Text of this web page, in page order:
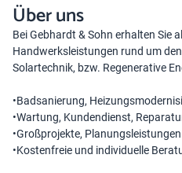
Über uns
Bei Gebhardt & Sohn erhalten Sie
Handwerksleistungen rund um
Solartechnik, bzw. Regenerative
•Badsanierung,
•Wartung, Kundendienst,
•Großprojekte, Planungsleistungen
•Kostenfreie und individuelle